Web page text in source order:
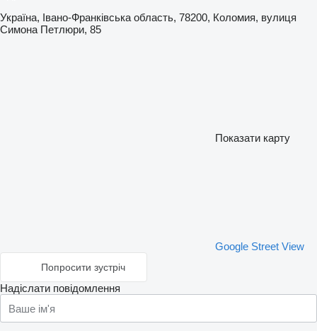
Україна, Івано-Франківська область, 78200, Коломия, вулиця
Симона Петлюри, 85
Показати карту
Google Street View
Попросити зустріч
Надіслати повідомлення